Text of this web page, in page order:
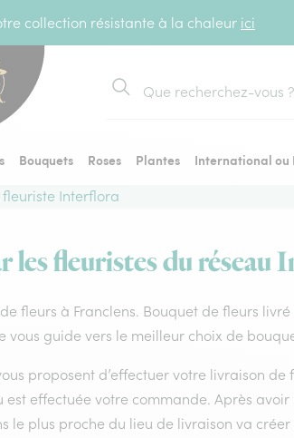
collection résistante à la chaleur ici
Rechercher
Bouquets Roses Plantes
International ou
Interflora
les fleuristes du réseau
fleurs à Franclens. Bouquet de fleurs
guide vers le meilleur choix de
proposent d’effectuer votre livraison de
est effectuée votre commande. Après
le plus proche du lieu de livraison va